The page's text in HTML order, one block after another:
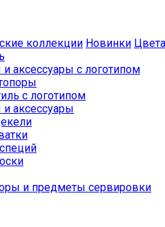
коллекции Новинки Цвета
аксессуары с логотипом
с логотипом
аксессуары
и предметы сервировки